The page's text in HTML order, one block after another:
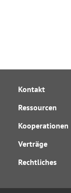
Kontakt
Ressourcen
Kooperationen
Verträge
Rechtliches